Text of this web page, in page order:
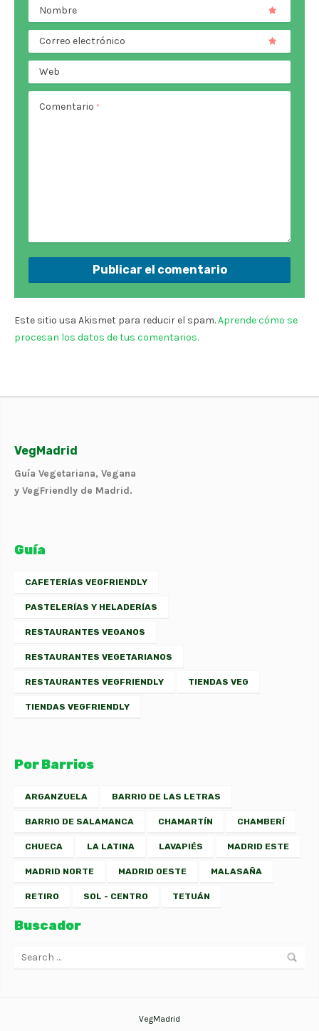
Nombre
Correo electrónico
Web
Comentario *
Este sitio usa Akismet para reducir el spam.Aprende cómo se
procesan los datos de tus comentarios.
VegMadrid
Guía Vegetariana, Vegana
y VegFriendly de Madrid.
Guía
CAFETERÍAS VEGFRIENDLY
PASTELERÍAS Y HELADERÍAS
RESTAURANTES VEGANOS
RESTAURANTES VEGETARIANOS
RESTAURANTES VEGFRIENDLY TIENDAS VEG
TIENDAS VEGFRIENDLY
Por Barrios
ARGANZUELA BARRIO DE LAS LETRAS
BARRIO DE SALAMANCA CHAMARTÍN CHAMBERÍ
CHUECA LA LATINA LAVAPIÉS MADRID ESTE
MADRID NORTE MADRID OESTE MALASAÑA
RETIRO SOL - CENTRO TETUÁN
Buscador
VegMadrid